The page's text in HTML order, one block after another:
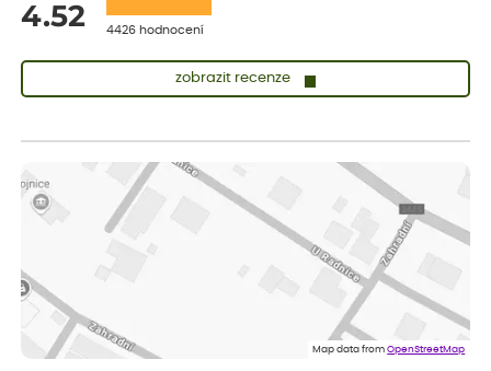
4.52 4426 hodnocení
zobrazit recenze
Vše přišlo velice rychle krásně zabalené. Rostlinky po přesazení
velice dobře prospívají
Jarda
ověřený nákup
Dobrý den, byli jsme spokojeni
Eshop, objednání bylo v pořádku, žádný problém. Jen jsem byla
smutná z dodávky jedné kytky, která nebyla v nejlepší kondici a i
Map data fromOpenStreetMap